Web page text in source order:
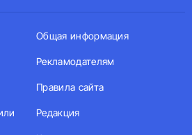
Общая информация
Рекламодателям
Правила сайта
Редакция